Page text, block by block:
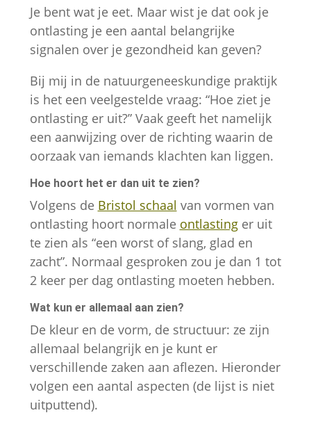
Je bent wat je eet. Maar wist je dat ook je
ontlasting je een aantal belangrijke
signalen over je gezondheid kan geven?
Bij mij in de natuurgeneeskundige praktijk
is het een veelgestelde vraag: “Hoe ziet je
ontlasting er uit?” Vaak geeft het namelijk
een aanwijzing over de richting waarin de
oorzaak van iemands klachten kan liggen.
Hoe hoort het er dan uit te zien?
Volgens de Bristol schaal van vormen van
ontlasting hoort normale ontlastinger uit
te zien als “een worst of slang, glad en
zacht”. Normaal gesproken zou je dan 1 tot
2 keer per dag ontlasting moeten hebben.
Wat kun er allemaal aan zien?
De kleur en de vorm, de structuur: ze zijn
allemaal belangrijk en je kunt er
verschillende zaken aan aflezen. Hieronder
volgen een aantal aspecten (de lijst is niet
uitputtend).
Deze cookies
zijn
noodzakelijk
om de website
goed te laten
Statistieken
Om ons te
helpen de
site te
verbeteren,